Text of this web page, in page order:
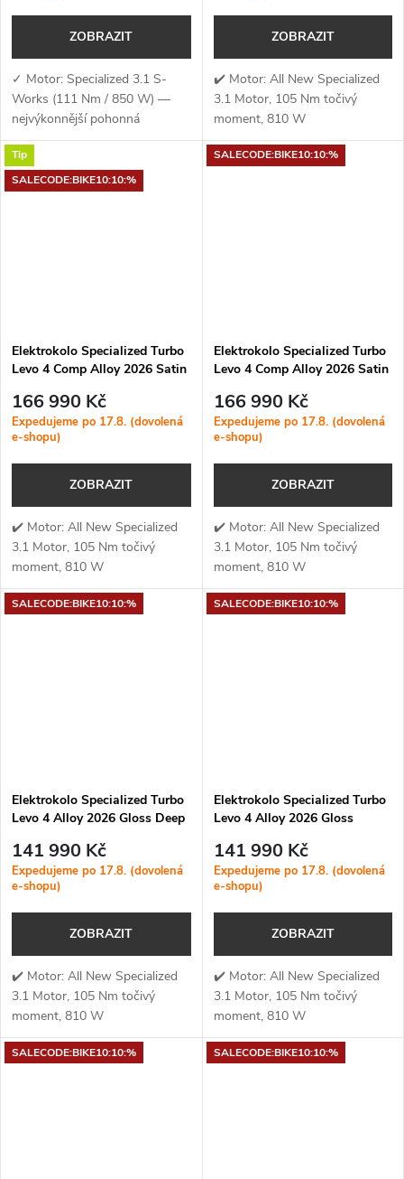
ZOBRAZIT
✓ Motor: Specialized 3.1 S-
Works (111 Nm / 850 W) —
nejvýkonnější pohonná
jednotka Specialized s
extrémním točivým momentem
111 Nm a špičkovým výkonem
ZOBRAZIT
✔️ Motor: All New Specialized
3.1 Motor, 105 Nm točivý
moment, 810 W
výkon✔️ Točivý moment: 105
Nm✔️ Výkon
Tip
SALECODE:BIKE10:10:%
Elektrokolo Specialized Turbo
Levo 4 Comp Alloy 2026 Satin
166 990 Kč
Expedujeme po 17.8. (dovolená
e-shopu)
ZOBRAZIT
✔️ Motor: All New Specialized
3.1 Motor, 105 Nm točivý
moment, 810 W
výkon✔️ Točivý moment: 105
Nm✔️ Výkon
SALECODE:BIKE10:10:%
Elektrokolo Specialized Turbo
Levo 4 Comp Alloy 2026 Satin
166 990 Kč
Expedujeme po 17.8. (dovolená
e-shopu)
ZOBRAZIT
✔️ Motor: All New Specialized
3.1 Motor, 105 Nm točivý
moment, 810 W
výkon✔️ Točivý moment: 105
Nm✔️ Výkon
SALECODE:BIKE10:10:%
Elektrokolo Specialized Turbo
Levo 4 Alloy 2026 Gloss Deep
141 990 Kč
Expedujeme po 17.8. (dovolená
e-shopu)
ZOBRAZIT
✔️ Motor: All New Specialized
3.1 Motor, 105 Nm točivý
moment, 810 W
výkon✔️ Točivý moment: 105
Nm✔️ Výkon
SALECODE:BIKE10:10:%
Elektrokolo Specialized Turbo
Levo 4 Alloy 2026 Gloss
141 990 Kč
Expedujeme po 17.8. (dovolená
e-shopu)
ZOBRAZIT
✔️ Motor: All New Specialized
3.1 Motor, 105 Nm točivý
moment, 810 W
výkon✔️ Točivý moment: 105
Nm✔️ Výkon
SALECODE:BIKE10:10:% SALECODE:BIKE10:10:%